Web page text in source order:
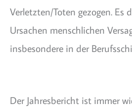
Verletzten/Toten gezogen. Es
Ursachen menschlichen
insbesondere in der
Der Jahresbericht ist immer